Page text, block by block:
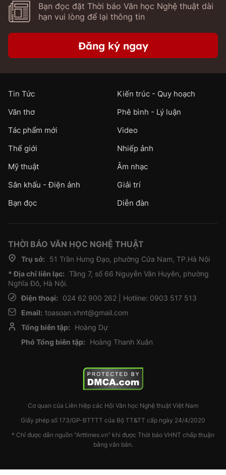
Bạn đọc đặt Thời báo Văn học Nghệ thuật dài
hạn vui lòng để lại thông tin
Đăng ký ngay
Tin Tức
Kiến trúc - Quy hoạch
Văn thơ
Phê bình - Lý luận
Tác phẩm mới
Video
Thế giới
Nhiếp ảnh
Mỹ thuật
Âm nhạc
Sân khấu - Điện ảnh
Giải trí
Bạn đọc
Diễn đàn
THỜI BÁO VĂN HỌC NGHỆ THUẬT
Trụ sở:
51 Trần Hưng Đạo, phường Cửa Nam, TP.Hà Nội
* Địa chỉ liên lạc: Tầng 7, số 66 Nguyễn Văn Huyên, phường
Nghĩa Đô, Hà Nội.
Điện thoại:
024 62 900 262 | Hotline: 0903 517 513
Email: toasoan.vhnt@gmail.com
Tổng biên tập:
Hoàng Dự
Phó Tổng biên tập:
Hoàng Thanh Xuân
Cơ quan của Liên hiệp các Hội Văn học Nghệ thuật Việt Nam
Giấy phép số 173/GP-BTTTT của Bộ TT&TT cấp ngày 24/4/2020
* Chỉ được dẫn nguồn "Arttimes.vn" khi được Thời báo VHNT chấp thuận
bằng văn bản.